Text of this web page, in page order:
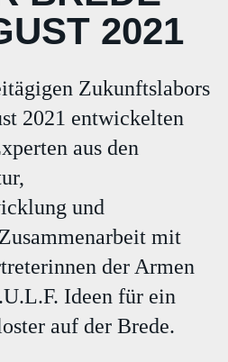
2021
Zukunftslabors
2021 entwickelten
aus den
und
mit
der Armen
Ideen für ein
auf der Brede.